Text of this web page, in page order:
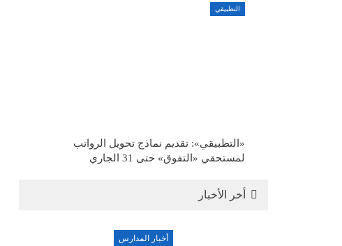
التطبيقي
«التطبيقي»: تقديم نماذج تحويل الرواتب
لمستحقي «التفوق» حتى 31 الجاري
أخر الأخبار
أخبار المدارس